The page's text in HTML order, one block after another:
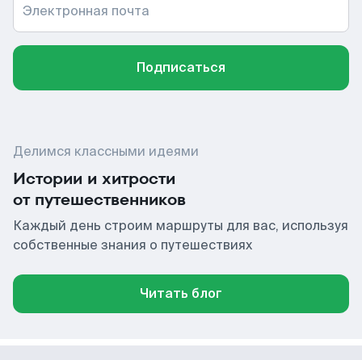
Электронная почта
Подписаться
Делимся классными идеями
Истории и хитрости
от путешественников
Каждый день строим маршруты для вас, используя
собственные знания о путешествиях
Читать блог